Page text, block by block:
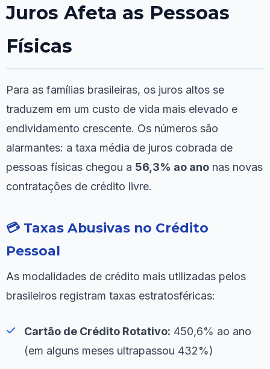
Juros Afeta as Pessoas
Físicas
Para as famílias brasileiras, os juros altos se
traduzem em um custo de vida mais elevado e
endividamento crescente. Os números são
alarmantes: a taxa média de juros cobrada de
pessoas físicas chegou a 56,3% ao ano nas novas
contratações de crédito livre.
💳 Taxas Abusivas no Crédito
Pessoal
As modalidades de crédito mais utilizadas pelos
brasileiros registram taxas estratosféricas:
Cartão de Crédito Rotativo: 450,6% ao ano
(em alguns meses ultrapassou 432%)